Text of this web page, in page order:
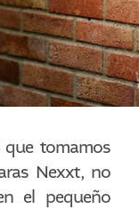
que tomamos
Nexxt, no
el pequeño